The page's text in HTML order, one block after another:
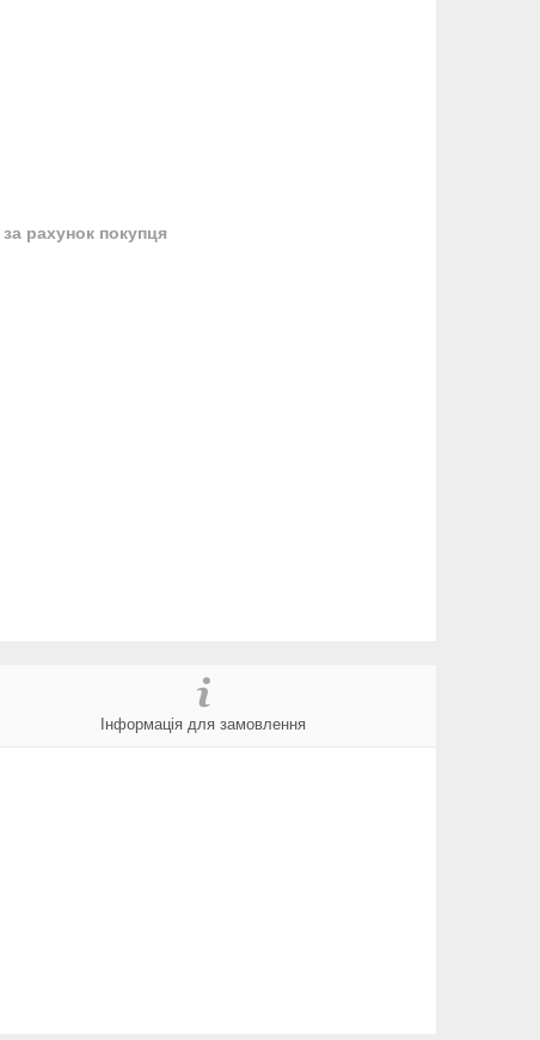
за рахунок покупця
Інформація для замовлення